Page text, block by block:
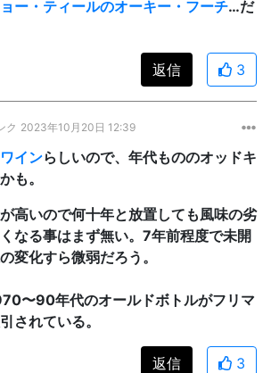
ー・ティールのオーキー・フーチ…だ
返信 3
ク 2023年10月20日 12:39
ワインらしいので、年代もののオッドキ
も。
高いので何十年と放置しても風味の劣
なる事はまず無い。7年前程度で未開
変化すら微弱だろう。
〜90年代のオールドボトルがフリマ
されている。
返信 3